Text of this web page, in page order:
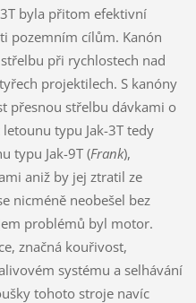
byla přitom efektivní
pozemním cílům. Kanón
při rychlostech nad
projektilech. S kanóny
přesnou střelbu dávkami o
typu Jak-3T tedy
typu Jak-9T (Frank),
aniž by jej ztratil ze
nicméně neobešel bez
problémů byl motor.
značná kouřivost,
systému a selhávání
tohoto stroje navíc